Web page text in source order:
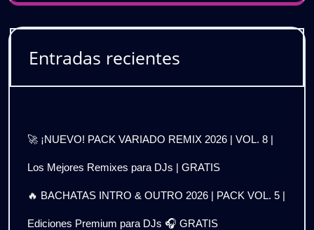
Entradas recientes
🚀 ¡NUEVO! PACK VARIADO REMIX 2026 | VOL. 8 |
Los Mejores Remixes para DJs | GRATIS
🔥 BACHATAS INTRO & OUTRO 2026 | PACK VOL. 5 |
Ediciones Premium para DJs 🎧 GRATIS